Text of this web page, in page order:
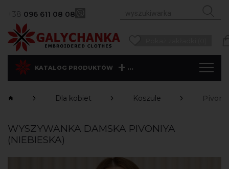
+38 096 611 08 08
KATALOG PRODUKTÓW ...
Dla kobiet Koszule
WYSZYWANKA DAMSKA PIVONIYA
(NIEBIESKA)